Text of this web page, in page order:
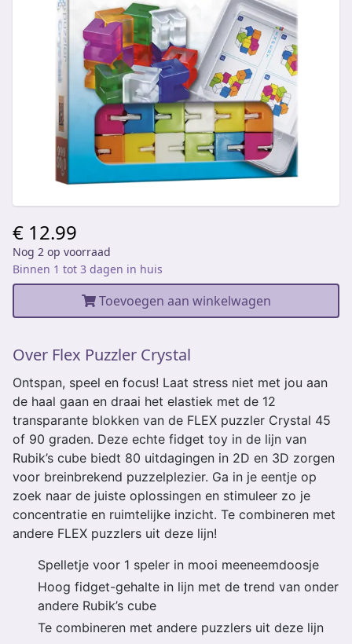
€ 12.99
Nog 2 op voorraad
Binnen 1 tot 3 dagen in huis
Toevoegen aan winkelwagen
Over Flex Puzzler Crystal
Ontspan, speel en focus! Laat stress niet met jou aan
de haal gaan en draai het elastiek met de 12
transparante blokken van de FLEX puzzler Crystal 45
of 90 graden. Deze echte fidget toy in de lijn van
Rubik’s cube biedt 80 uitdagingen in 2D en 3D zorgen
voor breinbrekend puzzelplezier. Ga in je eentje op
zoek naar de juiste oplossingen en stimuleer zo je
concentratie en ruimtelijke inzicht. Te combineren met
andere FLEX puzzlers uit deze lijn!
Spelletje voor 1 speler in mooi meeneemdoosje
Hoog fidget-gehalte in lijn met de trend van onder
andere Rubik’s cube
Te combineren met andere puzzlers uit deze lijn